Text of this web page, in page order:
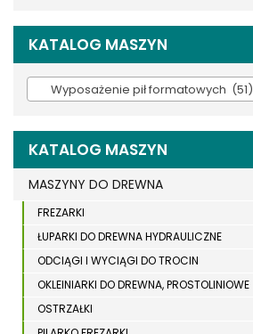
KATALOG MASZYN
Wyposażenie pił formatowych (51)
KATALOG MASZYN
MASZYNY DO DREWNA
FREZARKI
ŁUPARKI DO DREWNA HYDRAULICZNE
ODCIĄGI I WYCIĄGI DO TROCIN
OKLEINIARKI DO DREWNA, PROSTOLINIOWE
OSTRZAŁKI